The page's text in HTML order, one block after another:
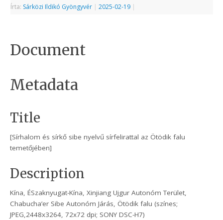
Írta: Sárközi Ildikó Gyöngyvér | 2025-02-19 |
Document
Metadata
Title
[Sírhalom és sírkő sibe nyelvű sírfelirattal az Ötödik falu
temetőjében]
Description
Kína, ÉSzaknyugat-Kína, Xinjiang Ujgur Autonóm Terület,
Chabucha’er Sibe Autonóm Járás, Ötödik falu (színes;
JPEG,2448x3264, 72x72 dpi; SONY DSC-H7)